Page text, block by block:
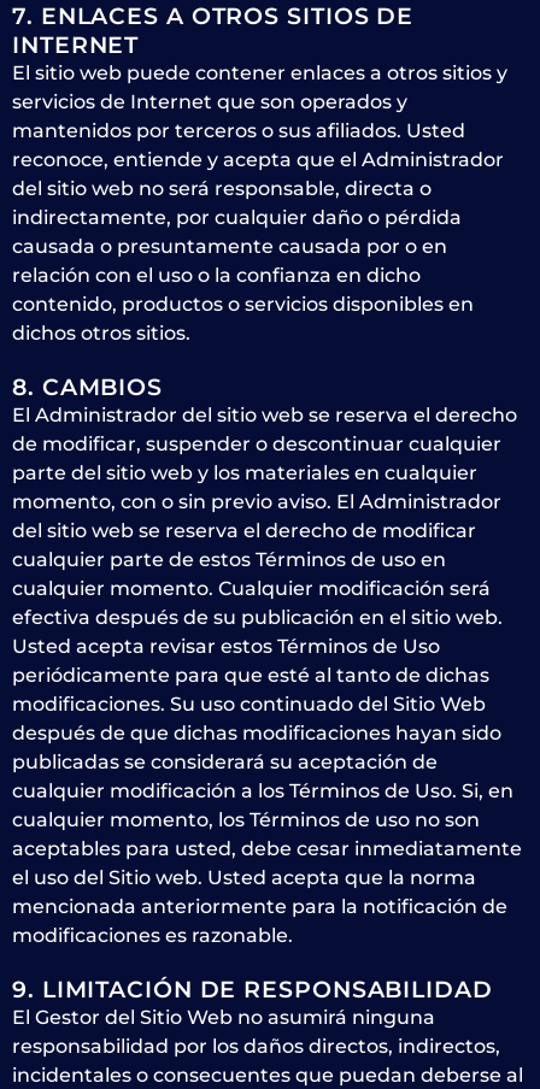
7. ENLACES A OTROS SITIOS DE
INTERNET
El sitio web puede contener enlaces a otros sitios y
servicios de Internet que son operados y
mantenidos por terceros o sus afiliados. Usted
reconoce, entiende y acepta que el Administrador
del sitio web no será responsable, directa o
indirectamente, por cualquier daño o pérdida
causada o presuntamente causada por o en
relación con el uso o la confianza en dicho
contenido, productos o servicios disponibles en
dichos otros sitios.
8. CAMBIOS
El Administrador del sitio web se reserva el derecho
de modificar, suspender o descontinuar cualquier
parte del sitio web y los materiales en cualquier
momento, con o sin previo aviso. El Administrador
del sitio web se reserva el derecho de modificar
cualquier parte de estos Términos de uso en
cualquier momento. Cualquier modificación será
efectiva después de su publicación en el sitio web.
Usted acepta revisar estos Términos de Uso
periódicamente para que esté al tanto de dichas
modificaciones. Su uso continuado del Sitio Web
después de que dichas modificaciones hayan sido
publicadas se considerará su aceptación de
cualquier modificación a los Términos de Uso. Si, en
cualquier momento, los Términos de uso no son
aceptables para usted, debe cesar inmediatamente
el uso del Sitio web. Usted acepta que la norma
mencionada anteriormente para la notificación de
modificaciones es razonable.
9. LIMITACIÓN DE RESPONSABILIDAD
El Gestor del Sitio Web no asumirá ninguna
responsabilidad por los daños directos, indirectos,
incidentales o consecuentes que puedan deberse al